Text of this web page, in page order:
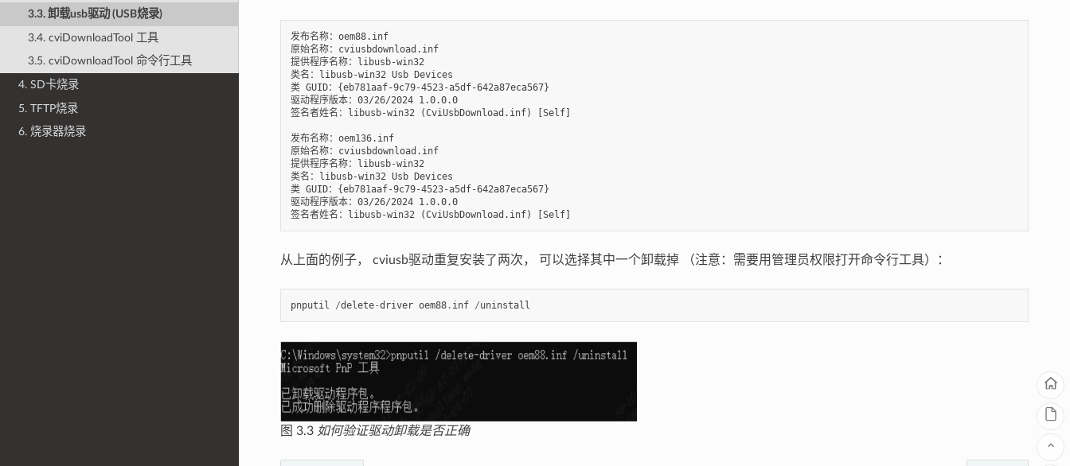
3.3. 卸载usb驱动 (USB烧录)
3.4. cviDownloadTool 工具
3.5. cviDownloadTool 命令行工具
4. SD卡烧录
5. TFTP烧录
6. 烧录器烧录
发布名称：oem88.inf
原始名称：cviusbdownload.inf
提供程序名称：libusb-win32
类名：libusb-win32 Usb Devices
类 GUID：{eb781aaf-9c79-4523-a5df-642a87eca567}
驱动程序版本：03/26/2024 1.0.0.0
签名者姓名：libusb-win32 (CviUsbDownload.inf) [Self]
发布名称：oem136.inf
原始名称：cviusbdownload.inf
提供程序名称：libusb-win32
类名：libusb-win32 Usb Devices
类 GUID：{eb781aaf-9c79-4523-a5df-642a87eca567}
驱动程序版本：03/26/2024 1.0.0.0
从上面的例子， cviusb驱动重复安装了两次， 可以选择其中一个卸载掉 （注意：需要用管理员权限打开命令行工具）：
pnputil /delete-driver oem88. inf /uninstall
图 3.3 如何验证驱动卸载是否正确